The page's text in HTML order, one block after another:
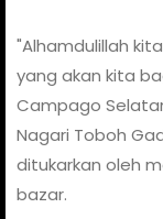
"Alhamdulillah
yang akan kita
Campago
Nagari Toboh
ditukarkan oleh
bazar.